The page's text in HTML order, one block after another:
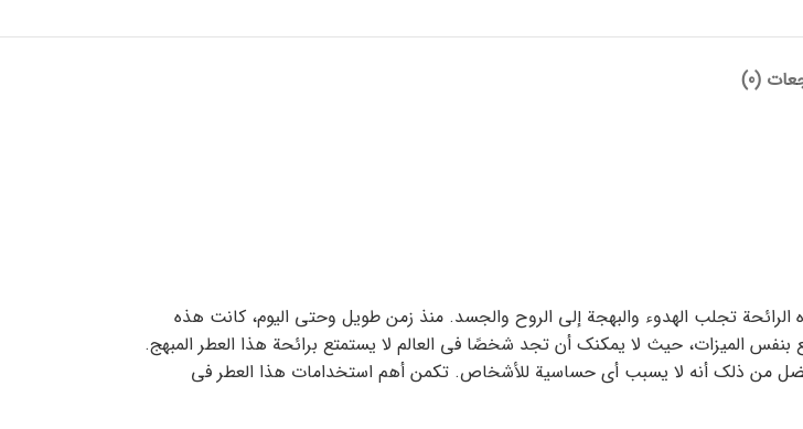
(0)
تجلب الهدوء والبهجة إلى الروح والجسد. منذ زمن طويل وحتى اليوم، كانت هذه
بنفس الميزات، حيث لا يمكنك أن تجد شخصًا في العالم لا يستمتع برائحة هذا العطر المبهج.
أفضل من ذلك أنه لا يسبب أي حساسية للأشخاص. تكمن أهم استخدامات هذا العطر في